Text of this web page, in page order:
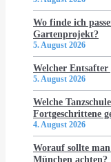
Wo finde ich
Gartenprojekt?
5. August 2026
Welcher Entsafter
5. August 2026
Welche
Fortgeschrittene
4. August 2026
Worauf sollte
München achten?